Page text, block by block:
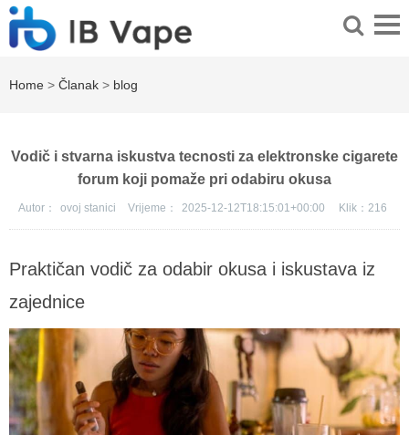
Home > Članak > blog
Vodič i stvarna iskustva tecnosti za elektronske cigarete
forum koji pomaže pri odabiru okusa
Autor： ovoj stanici Vrijeme： 2025-12-12T18:15:01+00:00 Klik： 216
Praktičan vodič za odabir okusa i iskustava iz
zajednice